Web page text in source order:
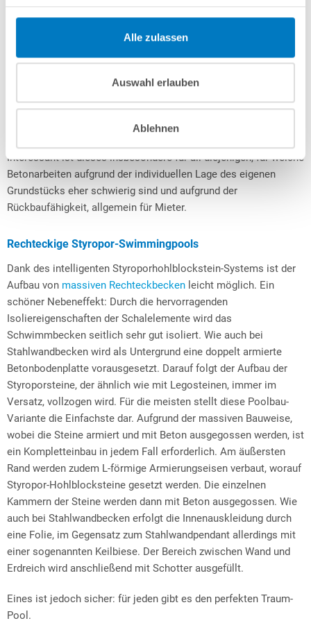
Alle zulassen
Auswahl erlauben
Ablehnen
kommen kann. Das Becken kann nun abschließend mit
zuerst einen Teil Wasser auffüllen, in etwa 50 – 60 cm, dann
einen Teil Magerbeton ca. 35 – 45 cm. Dann wieder Wasser
nachfüllen und wieder Beton abwechselnd, damit der Druck von
Eine neue Möglichkeit, Rund- und Ovalbecken komplett ohne
Interessant ist dieses insbesondere für all diejenigen, für welche
Betonarbeiten aufgrund der individuellen Lage des eigenen
Grundstücks eher schwierig sind und aufgrund der
Rückbaufähigkeit, allgemein für Mieter.
Rechteckige Styropor-Swimmingpools
Dank des intelligenten Styroporhohlblockstein-Systems ist der
Aufbau von massiven Rechteckbecken leicht möglich. Ein
schöner Nebeneffekt: Durch die hervorragenden
Isoliereigenschaften der Schalelemente wird das
Schwimmbecken seitlich sehr gut isoliert. Wie auch bei
Stahlwandbecken wird als Untergrund eine doppelt armierte
Betonbodenplatte vorausgesetzt. Darauf folgt der Aufbau der
Styroporsteine, der ähnlich wie mit Legosteinen, immer im
Versatz, vollzogen wird. Für die meisten stellt diese Poolbau-
Variante die Einfachste dar. Aufgrund der massiven Bauweise,
wobei die Steine armiert und mit Beton ausgegossen werden, ist
ein Kompletteinbau in jedem Fall erforderlich. Am äußersten
Rand werden zudem L-förmige Armierungseisen verbaut, worauf
Styropor-Hohlblocksteine gesetzt werden. Die einzelnen
Kammern der Steine werden dann mit Beton ausgegossen. Wie
auch bei Stahlwandbecken erfolgt die Innenauskleidung durch
eine Folie, im Gegensatz zum Stahlwandpendant allerdings mit
einer sogenannten Keilbiese. Der Bereich zwischen Wand und
Erdreich wird anschließend mit Schotter ausgefüllt.
Eines ist jedoch sicher: für jeden gibt es den perfekten Traum-
Pool.